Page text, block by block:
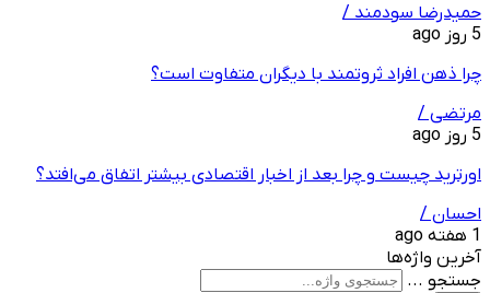
حمیدرضا سودمند /
5 روز ago
چرا ذهن افراد ثروتمند با دیگران متفاوت است؟
مرتضی /
5 روز ago
اورترید چیست و چرا بعد از اخبار اقتصادی بیشتر اتفاق می‌افتد؟
احسان /
1 هفته ago
آخرین واژه‌ها
جستجو ...